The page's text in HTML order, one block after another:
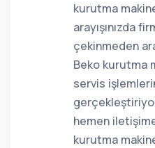
kurutma
arayışınızda
çekinmeden
Beko kurutma
servis
hemen
kurutma